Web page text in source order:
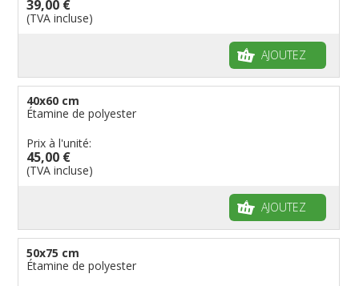
39,00 €
(TVA incluse)
AJOUTEZ
40x60 cm
Étamine de polyester
Prix à l'unité:
45,00 €
(TVA incluse)
AJOUTEZ
50x75 cm
Étamine de polyester